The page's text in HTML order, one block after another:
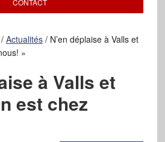
CONTACT
/ Actualités /N’en déplaise à Valls et
»
à Valls et
est chez